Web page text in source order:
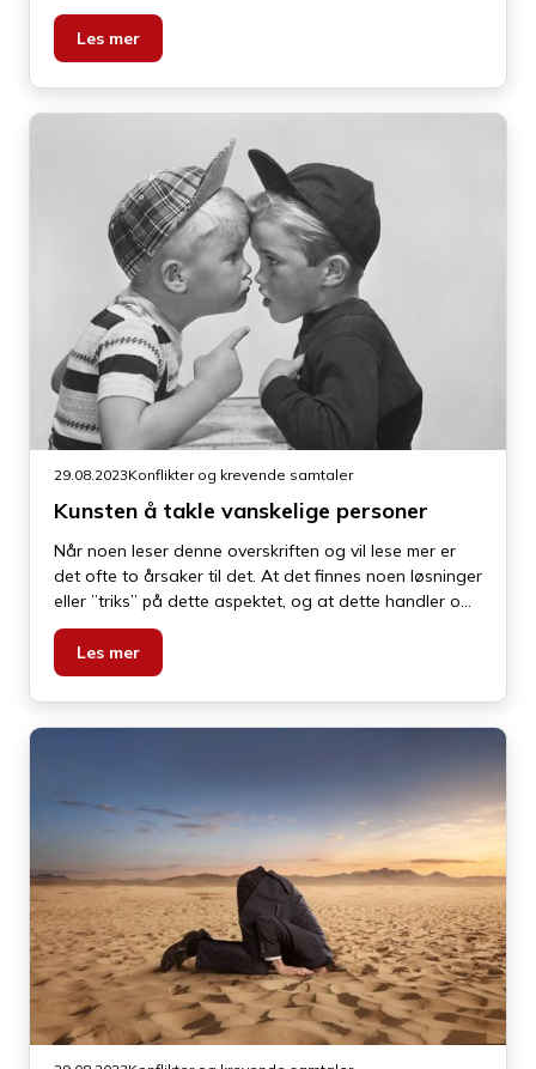
forstå uenigheten.
Les mer
29.08.2023Konflikter og krevende samtaler
Kunsten å takle vanskelige personer
Når noen leser denne overskriften og vil lese mer er
det ofte to årsaker til det. At det finnes noen løsninger
eller ”triks” på dette aspektet, og at dette handler om
andre mennesker og ikke en selv. Begge
utgangspunktene er slik jeg ser det feil, og er også
årsakene til at vi ikke er særlig flinke på dette
området.
Les mer